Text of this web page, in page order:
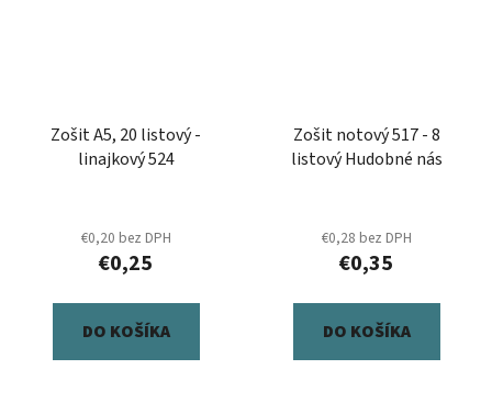
Zošit A5, 20 listový -
linajkový 524
€0,20 bez DPH
€0,25
DO KOŠÍKA
Zošit notový 517 - 8
listový Hudobné nás
€0,28 bez DPH
€0,35
DO KOŠÍKA